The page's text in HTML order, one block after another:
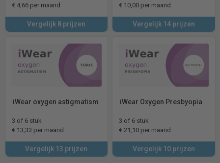
€ 4,66 per maand
Vergelijk 8 prijzen
€ 10,00 per maand
Vergelijk 14 prijzen
iWear oxygen astigmatism
3 of 6 stuk
€ 13,33 per maand
Vergelijk 13 prijzen
iWear Oxygen Presbyopia
3 of 6 stuk
€ 21,10 per maand
Vergelijk 10 prijzen